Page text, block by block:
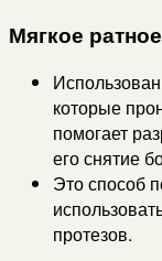
Мягкое
которые
помогает
его снятие
Это способ
протезов.